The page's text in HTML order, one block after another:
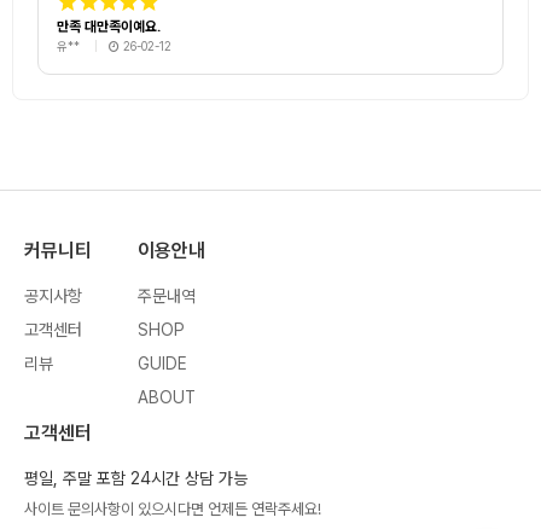
만족 대만족이예요.
유** 26-02-12
커뮤니티
공지사항
고객센터
리뷰
이용안내
주문내역
SHOP
GUIDE
ABOUT
고객센터
평일, 주말 포함 24시간 상담 가능
사이트 문의사항이 있으시다면 언제든 연락주세요!